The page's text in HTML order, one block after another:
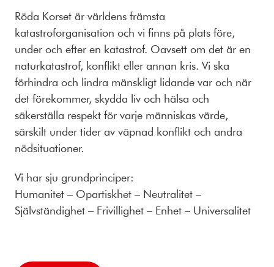
Röda Korset är världens främsta
katastroforganisation och vi finns på plats före,
under och efter en katastrof. Oavsett om det är en
naturkatastrof, konflikt eller annan kris. Vi ska
förhindra och lindra mänskligt lidande var och när
det förekommer, skydda liv och hälsa och
säkerställa respekt för varje människas värde,
särskilt under tider av väpnad konflikt och andra
nödsituationer.
Vi har sju grundprinciper:
Humanitet – Opartiskhet – Neutralitet –
Självständighet – Frivillighet – Enhet – Universalitet